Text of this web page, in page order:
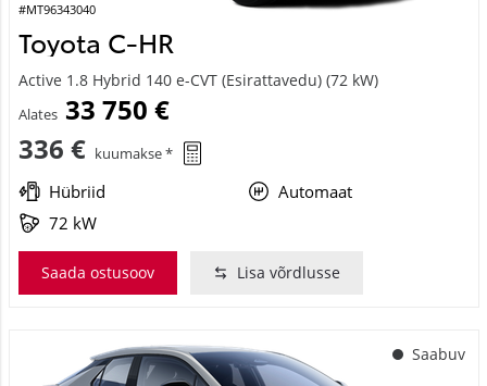
#MT96343040
Toyota C-HR
Active 1.8 Hybrid 140 e-CVT (Esirattavedu) (72 kW)
Alates 33 750 €
336 € kuumakse *
Hübriid
Automaat
72 kW
Saada ostusoov Lisa võrdlusse
Saabuv